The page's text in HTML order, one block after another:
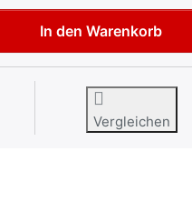
Autolackspray-Set für
In den Warenkorb
Vergleichen